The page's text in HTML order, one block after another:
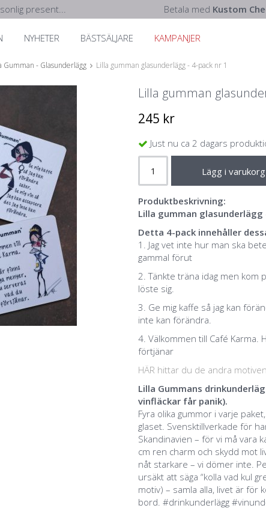
present... Betala med Kustom
NYHETER BÄSTSÄLJARE KAMPANJER
Gumman - Glasunderlägg Lilla gumman glasunderlägg - 4-pack nr 1
Lilla gumman
245 kr
Just nu ca 2 dagars
Lägg i varukorg
Produktbeskrivning:
Lilla gumman glasunderlägg
Detta 4-pack innehåller
1. Jag vet inte hur man ska
gammal förut
2. Tänkte träna idag men kom
löste sig.
3. Ge mig kaffe så jag kan
inte kan förändra.
4. Välkommen till Café Karma.
förtjänar
HÄR hittar du de andra motiven
Lilla Gummans
vinfläckar får panik).
Fyra olika gummor i varje
glaset. Svensktillverkade för
Skandinavien – för vi må vara
cm ren charm och skydd mot
nåt starkare – vi dömer inte.
ursäkt att säga “kolla vad kul
motiv) – samla alla, livet är för
bord. #drinkunderlägg